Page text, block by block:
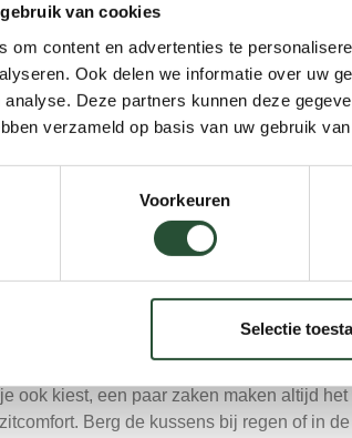
van cookies
om content en advertenties te
Ook delen we informatie over uw
analyse. Deze partners kunnen deze
verzameld op basis van uw gebruik
Voorkeuren
Selectie
doek volstaat. Zoek je dus comfort met
het beste bij jou?
stuk eenvoudiger als je naar je eigen
als je houdt van een moderne look, je
als je een warme, natuurlijke sfeer zoekt
veel van onze sets combineren het
eromheen geeft je zowel het lage
materialen op deze
ook kiest, een paar zaken maken altijd
Berg de kussens bij regen of in